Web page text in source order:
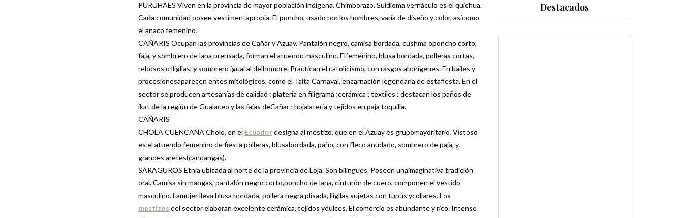
PURUHAES Viven en la provincia de mayor población indígena, Chimborazo. Suidioma vernáculo es el quichua.
Cada comunidad posee vestimentapropia. El poncho, usado por los hombres, varía de diseño y color, asícomo
el anaco femenino.
CAÑARIS Ocupan las provincias de Cañar y Azuay. Pantalón negro, camisa bordada, cushma oponcho corto,
faja, y sombrero de lana prensada, forman el atuendo masculino. Elfemenino, blusa bordada, polleras cortas,
rebosos o lligllas, y sombrero igual al delhombre. Practican el catolicismo, con rasgos aborígenes. En bailes y
procesionesaparecen entes mitológicos, como el Taita Carnaval, encarnación legendaria de estafiesta. En el
sector se producen artesanías de calidad : platería en filigrama ;cerámica ; textiles : destacan los paños de
ikat de la región de Gualaceo y las fajas deCañar ; hojalatería y tejidos en paja toquilla.
CAÑARIS
CHOLA CUENCANA Cholo, en el Ecuadordesigna al mestizo, que en el Azuay es grupomayoritario. Vistoso
es el atuendo femenino de fiesta polleras, blusabordada, paño, con fleco anudado, sombrero de paja, y
grandes aretes(candangas).
SARAGUROS Etnia ubicada al norte de la provincia de Loja. Son bilingues. Poseen unaimaginativa tradición
oral. Camisa sin mangas, pantalón negro corto,poncho de lana, cinturón de cuero, componen el vestido
masculino. Lamujer lleva blusa bordada, pollera negra plisada, lligllas sujetas con tupus ycollares. Los
mestizos del sector elaboran excelente cerámica, tejidos ydulces. El comercio es abundante y rico. Intenso
Destacados